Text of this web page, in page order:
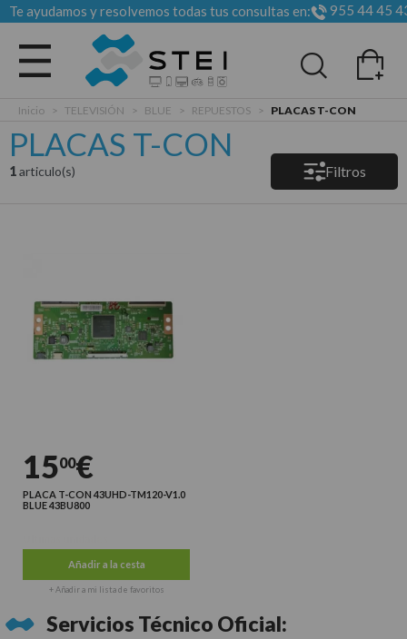
Te ayudamos y resolvemos todas tus consultas en: 955 44 45
Todas las categorias
Inicio > TELEVISIÓN > BLUE > REPUESTOS > PLACAS T-CON
PLACAS T-CON
1articulo(s) Filtros
1500€
PLACA T-CON 43UHD-TM120-V1.0
BLUE 43BU800
Añadir a la cesta
+ Añadir a mi lista de favoritos
Servicios Técnico Oficial: